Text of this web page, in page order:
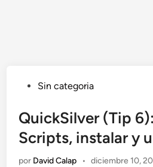
Publicado
Sin categoria
QuickSilver (Tip
Scripts, instalar y
por David Calap • diciembre 10,